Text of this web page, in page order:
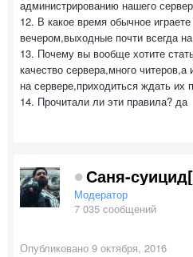
администрированию нашего
12. В какое время обычное
вечером,выходные почти всегда
13. Почему вы вообще хотите
качество сервера,много
на сервере,приходиться ждать их
14. Прочитали ли эти правила? да
Саня-
Модератор
7 035 сообщений
Опубликовано 9 октября, 2016